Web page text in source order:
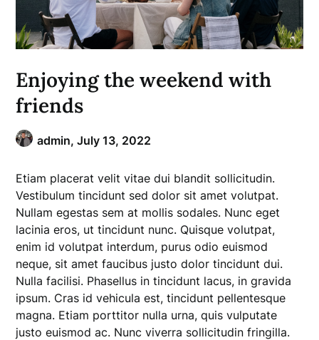
Enjoying the weekend with
friends
admin,July 13, 2022
Etiam placerat velit vitae dui blandit sollicitudin.
Vestibulum tincidunt sed dolor sit amet volutpat.
Nullam egestas sem at mollis sodales. Nunc eget
lacinia eros, ut tincidunt nunc. Quisque volutpat,
enim id volutpat interdum, purus odio euismod
neque, sit amet faucibus justo dolor tincidunt dui.
Nulla facilisi. Phasellus in tincidunt lacus, in gravida
ipsum. Cras id vehicula est, tincidunt pellentesque
magna. Etiam porttitor nulla urna, quis vulputate
justo euismod ac. Nunc viverra sollicitudin fringilla.